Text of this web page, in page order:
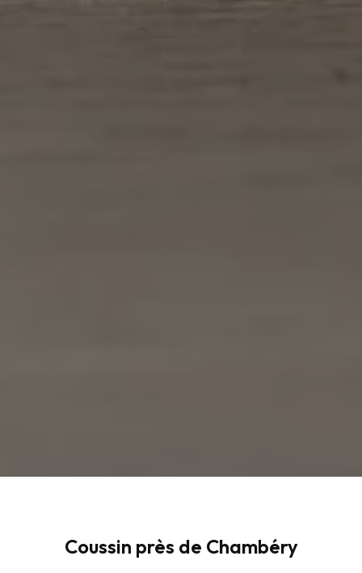
Coussin près de Chambéry